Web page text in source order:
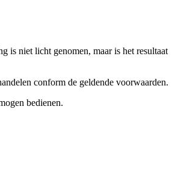
is niet licht genomen, maar is het resultaat
conform de geldende voorwaarden.
bedienen.